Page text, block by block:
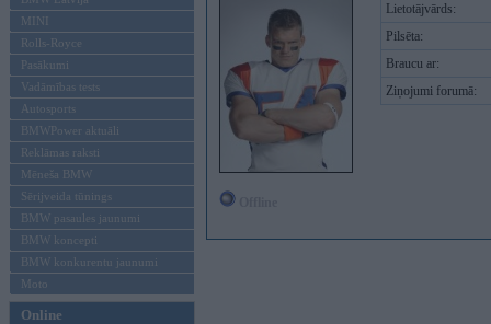
MINI
Rolls-Royce
Pasākumi
Vadāmības tests
Autosports
BMWPower aktuāli
Reklāmas raksti
Mēneša BMW
Sērijveida tūnings
BMW pasaules jaunumi
BMW koncepti
BMW konkurentu jaunumi
Moto
Online
Lietotājvārds:
Pilsēta:
Braucu ar:
Ziņojumi forumā: